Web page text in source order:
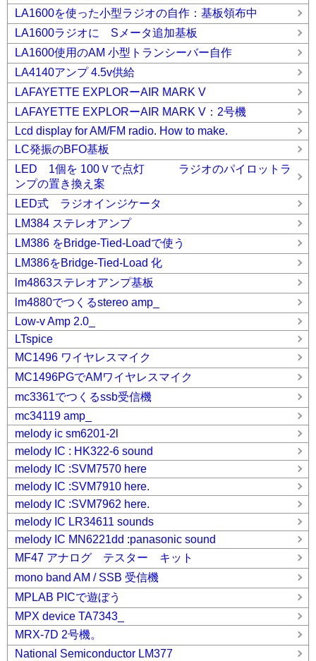
LA1600を使った小型ラジオの自作：基板領布中
LA1600ラジオに Sメータ追加基板
LA1600使用のAM 小型トランシーバー自作
LA4140アンプ 4.5v供給
LAFAYETTE EXPLORーAIR MARK V
LAFAYETTE EXPLORーAIR MARK V：2号機
Lcd display for AM/FM radio. How to make.
LC発振のBFO基板
LED 1個を 100Ｖで点灯 ラジオのパイロットラ
ンプの置き換え案
LED式 ラジオインジケータ
LM384 ステレオアンプ
LM386 をBridge-Tied-Loadで使う
LM386をBridge-Tied-Load 化
lm4863ステレオアンプ基板
lm4880でつくるstereo amp_
Low-v Amp 2.0_
LTspice
MC1496 ワイヤレスマイク
MC1496PGでAMワイヤレスマイク
mc3361でつくるssb受信機
mc34119 amp_
melody ic sm6201-2l
melody IC : HK322-6 sound
melody IC :SVM7570 here
melody IC :SVM7910 here.
melody IC :SVM7962 here.
melody IC LR34611 sounds
melody IC MN6221dd :panasonic sound
MF47 アナログ テスター キット
mono band AM / SSB 受信機
MPLAB PICで遊ぼう
MPX device TA7343_
MRX-7D 2号機。
National Semiconductor LM377